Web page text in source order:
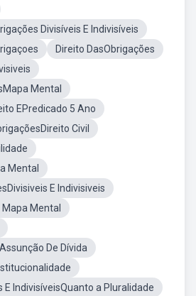
Divisíveis E Indivisíveis
Direito DasObrigações
Mental
EPredicado 5 Ano
Civil
Mental
E Indivisiveis
Mental
De Dívida
E IndivisíveisQuanto a Pluralidade